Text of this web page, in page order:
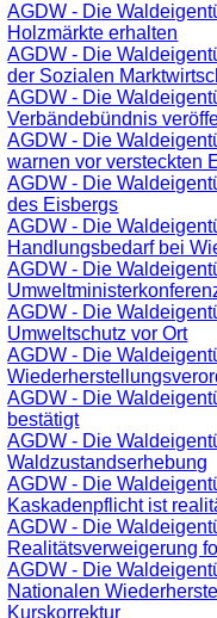
AGDW - Die
Holzmärkte erhalten
AGDW - Die
der Sozialen
AGDW - Die
Verbändebündnis
AGDW - Die
warnen vor versteckten
AGDW - Die
des Eisbergs
AGDW - Die
Handlungsbedarf bei
AGDW - Die
AGDW - Die
Umweltschutz vor Ort
AGDW - Die
AGDW - Die
bestätigt
AGDW - Die
Waldzustandserhebung
AGDW - Die
Kaskadenpflicht ist
AGDW - Die
Realitätsverweigerung
AGDW - Die
Nationalen
Kurskorrektur